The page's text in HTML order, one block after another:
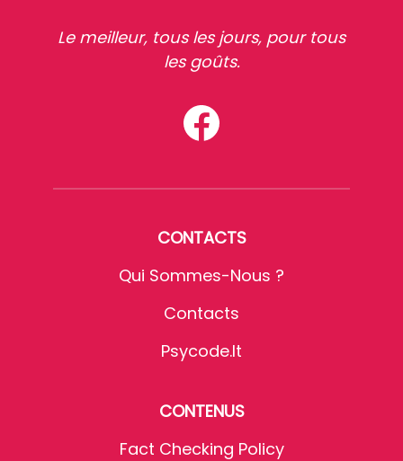
Le meilleur, tous les jours, pour tous
les goûts.
CONTACTS
Qui Sommes-Nous ?
Contacts
Psycode.it
CONTENUS
Fact Checking Policy